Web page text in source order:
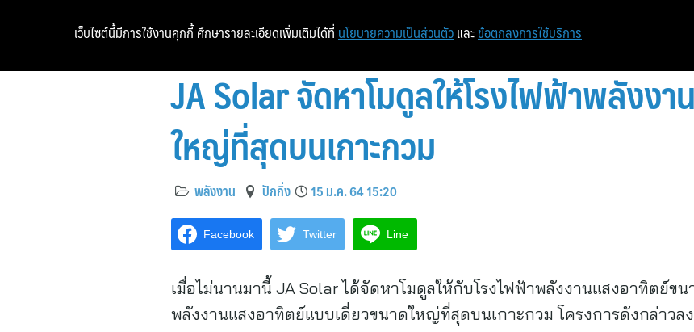
JA Solar จัดหาโมดูลให้โรงไฟฟ้าพลังง
ใหญ่ที่สุดบนเกาะกวม
พลังงาน ปักกิ่ง 15 ม.ค. 64 15:20
Facebook Twitter Line
เมื่อไม่นานมานี้ JA Solar ได้จัดหาโมดูลให้กับโรงไฟฟ้าพลังงานแสงอาทิตย์ขน
พลังงานแสงอาทิตย์แบบเดี่ยวขนาดใหญ่ที่สุดบนเกาะกวม โครงการดังกล่าวล
เว็บไซต์นี้มีการใช้งานคุกกี้ ศึกษารายละเอียดเพิ่มเติมได้ที่ นโยบายความเป็นส่วนตัว และ ข้อตกลงการใช้บริการ